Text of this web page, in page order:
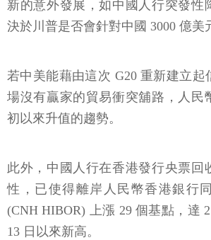
新的意外發展，如中國人行突發性
決於川普是否會針對中國 3000 億美
若中美能藉由這次 G20 重新建立起
場沒有贏家的貿易衝突舖路，人民
初以來升值的趨勢。
此外，中國人行在香港發行央票回
性，已使得離岸人民幣香港銀行
(CNH HIBOR) 上漲 29 個基點，達
13 日以來新高。